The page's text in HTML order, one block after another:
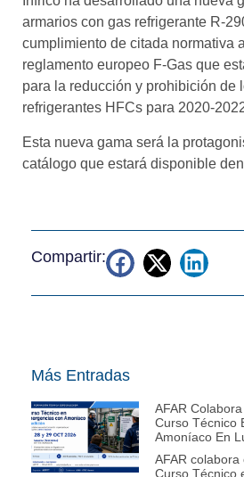
armarios con gas refrigerante R-
cumplimiento de citada normativa
reglamento europeo F-Gas que
para la reducción y prohibición de
refrigerantes HFCs para 2020-
Esta nueva gama será la
catálogo que estará disponible
Compartir:
Más Entradas
AFAR
Curso Técnico
Amoníaco En
AFAR colabora
Curso Técnico